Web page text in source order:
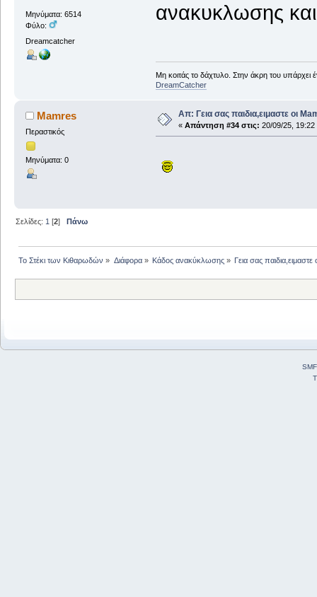
Μηνύματα: 6514
Φύλο:
Dreamcatcher
ανακυκλωσης και
Μη κοιτάς το δάχτυλο. Στην άκρη του υπάρχει
DreamCatcher
Mamres
Περαστικός
Μηνύματα: 0
Απ: Γεια σας παιδια,ειμαστε οι
« Απάντηση #34 στις: 20/09/25, 19:22
Σελίδες: 1 [2]Πάνω
Το Στέκι των Κιθαρωδών » Διάφορα» Κάδος ανακύκλωσης» Γεια σας